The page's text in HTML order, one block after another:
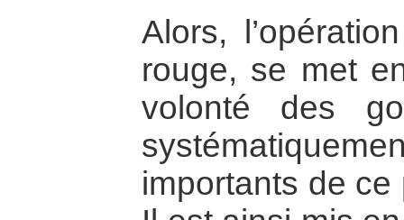
Alors,
rouge, se met
volonté des
importants de